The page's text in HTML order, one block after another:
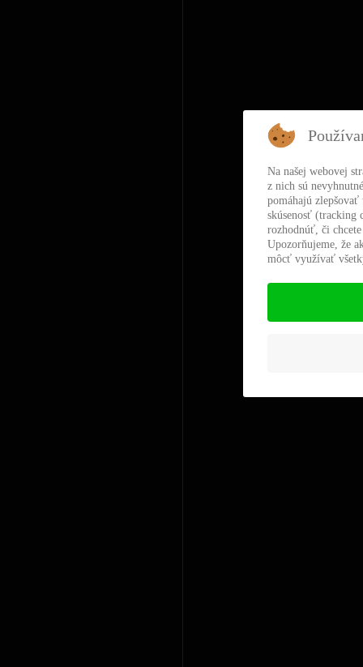
Na našej webovej
z nich sú
pomáhajú
skúsenosť (tracking
rozhodnúť, či
Upozorňujeme, že
môcť využívať